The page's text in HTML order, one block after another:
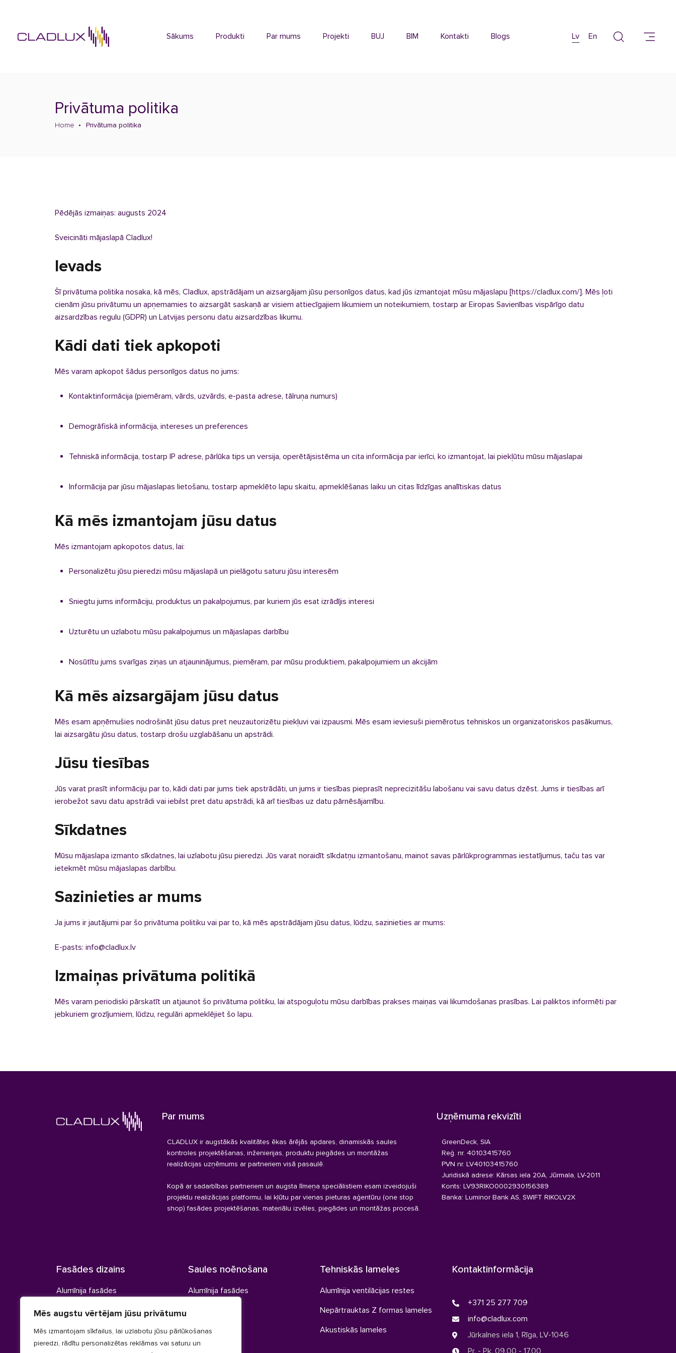
Mēs augstu vērtējam jūsu privātumu
Mēs izmantojam sīkfailus, lai uzlabotu jūsu pārlūkošanas
pieredzi, rādītu personalizētas reklāmas vai saturu un
Sākums Produkti Par mums Projekti BUJ BIM Kontakti Blogs Lv En
Privātuma politika
Home Privātuma politika
Pēdējās izmaiņas: augusts 2024
Sveicināti mājaslapā Cladlux!
Ievads
Šī privātuma politika nosaka, kā mēs, Cladlux, apstrādājam un aizsargājam jūsu personīgos datus, kad jūs izmantojat mūsu mājaslapu [https://cladlux.com/]. Mēs ļoti
cienām jūsu privātumu un apņemamies to aizsargāt saskaņā ar visiem attiecīgajiem likumiem un noteikumiem, tostarp ar Eiropas Savienības vispārīgo datu
aizsardzības regulu (GDPR) un Latvijas personu datu aizsardzības likumu.
Kādi dati tiek apkopoti
Mēs varam apkopot šādus personīgos datus no jums:
Kontaktinformācija (piemēram, vārds, uzvārds, e-pasta adrese, tālruņa numurs)
Demogrāfiskā informācija, intereses un preferences
Tehniskā informācija, tostarp IP adrese, pārlūka tips un versija, operētājsistēma un cita informācija par ierīci, ko izmantojat, lai piekļūtu mūsu mājaslapai
Informācija par jūsu mājaslapas lietošanu, tostarp apmeklēto lapu skaitu, apmeklēšanas laiku un citas līdzīgas analītiskas datus
Kā mēs izmantojam jūsu datus
Mēs izmantojam apkopotos datus, lai:
Personalizētu jūsu pieredzi mūsu mājaslapā un pielāgotu saturu jūsu interesēm
Sniegtu jums informāciju, produktus un pakalpojumus, par kuriem jūs esat izrādījis interesi
Uzturētu un uzlabotu mūsu pakalpojumus un mājaslapas darbību
Nosūtītu jums svarīgas ziņas un atjauninājumus, piemēram, par mūsu produktiem, pakalpojumiem un akcijām
Kā mēs aizsargājam jūsu datus
Mēs esam apņēmušies nodrošināt jūsu datus pret neuzautorizētu piekļuvi vai izpausmi. Mēs esam ieviesuši piemērotus tehniskos un organizatoriskos pasākumus,
lai aizsargātu jūsu datus, tostarp drošu uzglabāšanu un apstrādi.
Jūsu tiesības
Jūs varat prasīt informāciju par to, kādi dati par jums tiek apstrādāti, un jums ir tiesības pieprasīt neprecizitāšu labošanu vai savu datus dzēst. Jums ir tiesības arī
ierobežot savu datu apstrādi vai iebilst pret datu apstrādi, kā arī tiesības uz datu pārnēsājamību.
Sīkdatnes
Mūsu mājaslapa izmanto sīkdatnes, lai uzlabotu jūsu pieredzi. Jūs varat noraidīt sīkdatņu izmantošanu, mainot savas pārlūkprogrammas iestatījumus, taču tas var
ietekmēt mūsu mājaslapas darbību.
Sazinieties ar mums
Ja jums ir jautājumi par šo privātuma politiku vai par to, kā mēs apstrādājam jūsu datus, lūdzu, sazinieties ar mums:
E-pasts: info@cladlux.lv
Izmaiņas privātuma politikā
Mēs varam periodiski pārskatīt un atjaunot šo privātuma politiku, lai atspoguļotu mūsu darbības prakses maiņas vai likumdošanas prasības. Lai paliktos informēti par
jebkuriem grozījumiem, lūdzu, regulāri apmeklējiet šo lapu.
Par mums
CLADLUX ir augstākās kvalitātes ēkas ārējās apdares, dinamiskās saules
kontroles projektēšanas, inženierijas, produktu piegādes un montāžas
realizācijas uzņēmums ar partneriem visā pasaulē.
Kopā ar sadarbības partneriem un augsta līmeņa speciālistiem esam izveidojuši
projektu realizācijas platformu, lai kļūtu par vienas pieturas aģentūru (one stop
shop) fasādes projektēšanas, materiālu izvēles, piegādes un montāžas procesā.
Uzņēmuma rekvizīti
GreenDeck, SIA
Reģ. nr. 40103415760
PVN nr. LV40103415760
Juridiskā adrese: Kārsas iela 20A, Jūrmala, LV-2011
Konts: LV93RIKO0002930156389
Banka: Luminor Bank AS, SWIFT RIKOLV2X
Fasādes dizains
Alumīnija fasādes
Koka fasādes
Kompozītmateriāla fasādes
Uzstādīšanas sistēma
Saules noēnošana
Alumīnija fasādes
Slēģi
Tehniskās lameles
Alumīnija ventilācijas restes
Nepārtrauktas Z formas lameles
Akustiskās lameles
Kontaktinformācija
+371 25 277 709
info@cladlux.com
Jūrkalnes iela 1, Rīga, LV-1046
Pr. - Pk. 09.00 - 17.00